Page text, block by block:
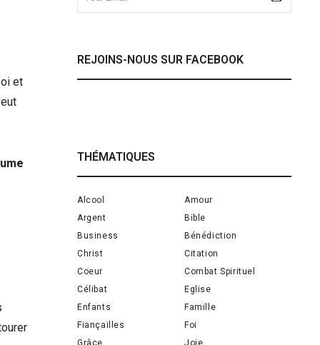
et
REJOINS-NOUS SUR FACEBOOK
THÉMATIQUES
Alcool
Amour
Argent
Bible
Business
Bénédiction
Christ
Citation
Coeur
Combat Spirituel
Célibat
Eglise
Enfants
Famille
Fiançailles
Foi
Grâce
Joie